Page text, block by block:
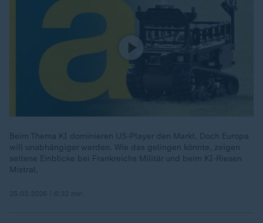
Beim Thema KI dominieren US-Player den Markt. Doch Europa
will unabhängiger werden. Wie das gelingen könnte, zeigen
seltene Einblicke bei Frankreichs Militär und beim KI-Riesen
Mistral.